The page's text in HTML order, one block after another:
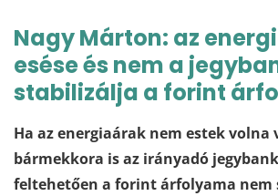
Nagy Márton: az
esése és nem a
stabilizálja a forint
Ha az energiaárak nem estek volna
bármekkora is az irányadó
feltehetően a forint árfolyama nem